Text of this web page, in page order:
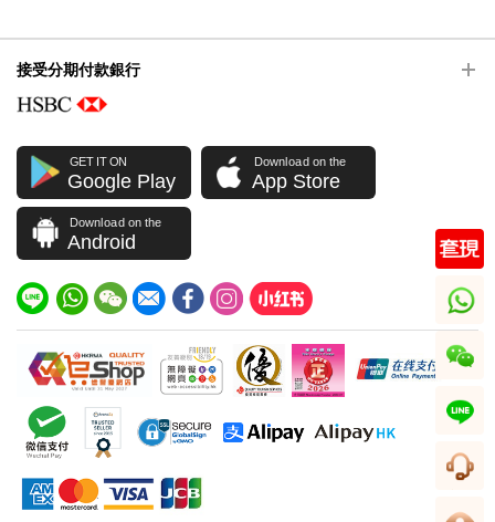
接受分期付款銀行
GET IT ON
Google Play
Download on the
App Store
Download on the
Android
whatsapp